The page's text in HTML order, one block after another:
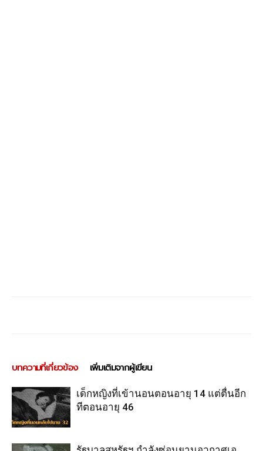
บทความที่เกี่ยวข้อง เพิ่มเติมจากผู้เขียน
เด็กหญิงที่เข้านอนตอนอายุ 14 แต่ตื่นอีก
ทีตอนอายุ 46